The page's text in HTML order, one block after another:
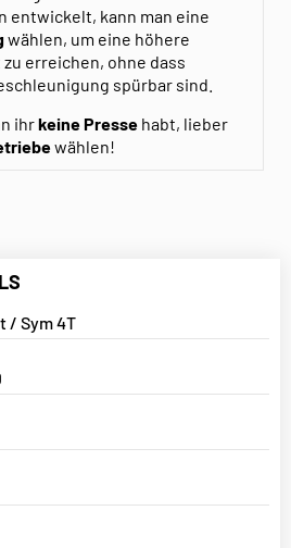
entwickelt, kann man eine
wählen, um eine höhere
erreichen, ohne dass
spürbar sind.
ihrkeine Presse habt, lieber
wählen!
/ Sym 4T